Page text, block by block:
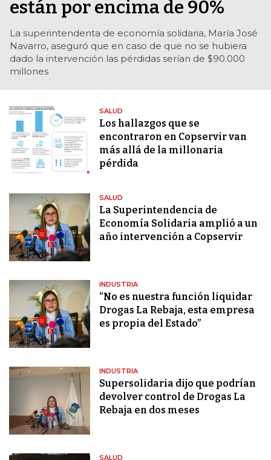
están por encima de 90%
La superintendenta de economía solidaria, María José
Navarro, aseguró que en caso de que no se hubiera
dado la intervención las pérdidas serían de $90.000
millones
SALUD
Los hallazgos que se
encontraron en Copservir van
más allá de la millonaria
pérdida
SALUD
La Superintendencia de
Economía Solidaria amplió a un
año intervención a Copservir
INDUSTRIA
“No es nuestra función liquidar
Drogas La Rebaja, esta empresa
es propia del Estado”
INDUSTRIA
Supersolidaria dijo que podrían
devolver control de Drogas La
Rebaja en dos meses
SALUD